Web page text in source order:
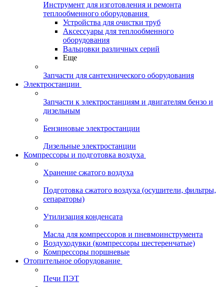
Инструмент для изготовления и ремонта
теплообменного оборудования
Устройства для очистки труб
Аксессуары для теплообменного
оборудования
Вальцовки различных серий
Еще
Запчасти для сантехнического оборудования
Электростанции
Запчасти к электростанциям и двигателям бензо и
дизельным
Бензиновые электростанции
Дизельные электростанции
Компрессоры и подготовка воздуха
Хранение сжатого воздуха
Подготовка сжатого воздуха (осушители, фильтры,
сепараторы)
Утилизация конденсата
Масла для компрессоров и пневмоинструмента
Воздуходувки (компрессоры шестеренчатые)
Компрессоры поршневые
Отопительное оборудование
Печи ПЭТ